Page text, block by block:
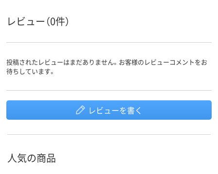
レビュー（0件）
投稿されたレビューはまだありません。お客様のレビューコメントをお
待ちしています。
レビューを書く
人気の商品